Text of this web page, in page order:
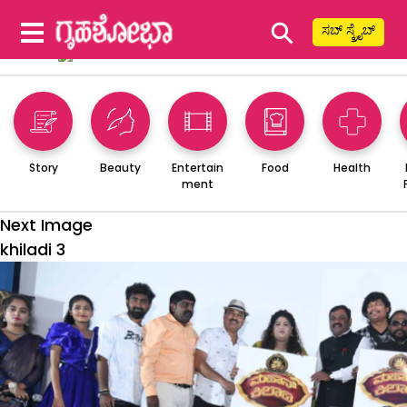
⚲ ಸಬ್ ಸ್ಕ್ರೈಬ್
Story Beauty
Entertain
ment
Food Health
Next Image
khiladi 3